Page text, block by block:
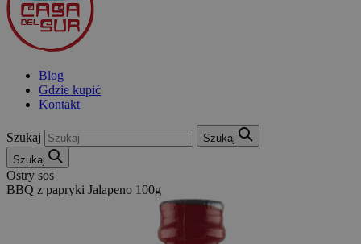
Blog
Gdzie kupić
Kontakt
Szukaj
Szukaj
Szukaj
Ostry sos
BBQ z papryki Jalapeno 100g